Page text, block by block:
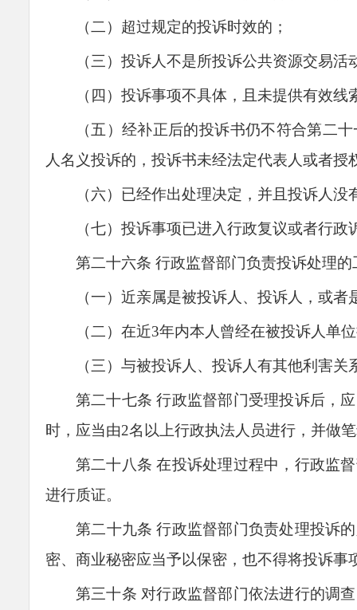
（二）超过规定的投诉时效的；
（三）投诉人不是所投诉公共资源交易
（四）投诉事项不具体，且未提供有效线
（五）经补正后的投诉书仍不符合第二十
人名义投诉的，投诉书未经法定代表人或者授
（六）已经作出处理决定，并且投诉人没
（七）投诉事项已进入行政复议或者行政
第二十六条 行政监督部门负责投诉处理
（一）近亲属是被投诉人、投诉人，或
（二） 在近3年内本人曾经在被投诉人单
（三）与被投诉人、投诉人有其他利害
第二十七条 行政监督部门受理投诉后，
时，应当由2名以上行政执法人员进行，并做
第二十八条 在投诉处理过程中， 行政监
进行质证。
第二十九条 行政监督部门负责处理投诉
密、商业秘密应当予以保密，也不得将投诉
第三十条 对行政监督部门依法进行的调